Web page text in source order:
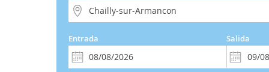
Entrada Salida